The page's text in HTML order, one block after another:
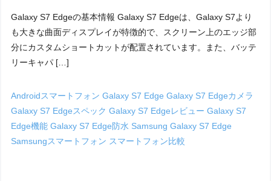
Galaxy S7 Edgeの基本情報 Galaxy S7 Edgeは、Galaxy S7より
も大きな曲面ディスプレイが特徴的で、スクリーン上のエッジ部
分にカスタムショートカットが配置されています。また、バッテ
リーキャパ […]
AndroidスマートフォンGalaxy S7 EdgeGalaxy S7 Edgeカメラ
Galaxy S7 EdgeスペックGalaxy S7 EdgeレビューGalaxy S7
Edge機能Galaxy S7 Edge防水 Samsung Galaxy S7 Edge
Samsungスマートフォン スマートフォン比較